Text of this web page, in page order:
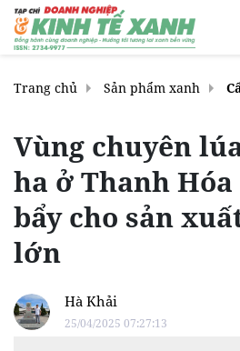
Trang chủ Sản phẩm xanh
Vùng chuyên
ha ở Thanh
bẩy cho sản
lớn
Hà Khải
25/04/2025 07:27:13